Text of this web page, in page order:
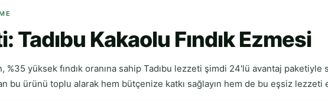
Kakaolu Fındık Ezmesi
%35 yüksek fındık oranına sahip Tadıbu lezzeti şimdi 24'lü avantaj
bu ürünü toplu alarak hem bütçenize katkı sağlayın hem de bu eşsiz